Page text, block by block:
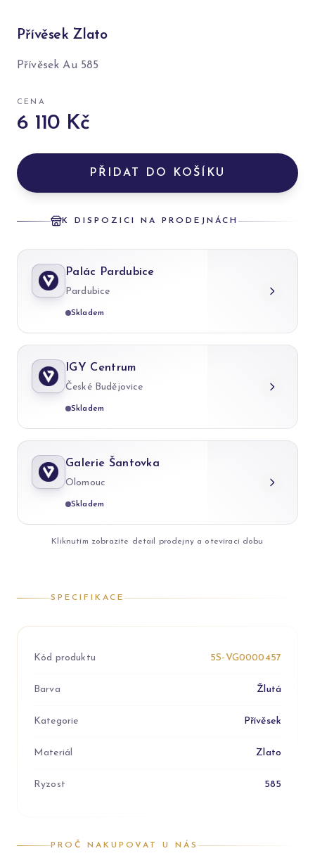
Přívěsek Zlato
Přívěsek Au 585
CENA
6 110 Kč
PŘIDAT DO KOŠÍKU
K DISPOZICI NA PRODEJNÁCH
Palác Pardubice
Pardubice
Skladem
IGY Centrum
České Budějovice
Skladem
Galerie Šantovka
Olomouc
Skladem
Kliknutím zobrazíte detail prodejny a otevírací dobu
SPECIFIKACE
Kód produktu 5S-VG0000457
Barva Žlutá
Kategorie Přívěsek
Materiál Zlato
Ryzost 585
PROČ NAKUPOVAT U NÁS